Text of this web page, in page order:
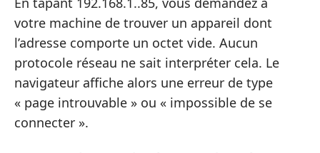
votre machine de trouver un appareil dont
l’adresse comporte un octet vide. Aucun
protocole réseau ne sait interpréter cela. Le
navigateur affiche alors une erreur de type
« page introuvable » ou « impossible de se
connecter ».